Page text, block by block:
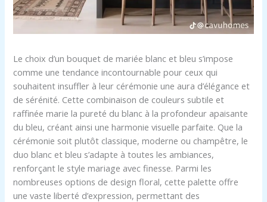
Le choix d’un bouquet de mariée blanc et bleu s’impose
comme une tendance incontournable pour ceux qui
souhaitent insuffler à leur cérémonie une aura d’élégance et
de sérénité. Cette combinaison de couleurs subtile et
raffinée marie la pureté du blanc à la profondeur apaisante
du bleu, créant ainsi une harmonie visuelle parfaite. Que la
cérémonie soit plutôt classique, moderne ou champêtre, le
duo blanc et bleu s’adapte à toutes les ambiances,
renforçant le style mariage avec finesse. Parmi les
nombreuses options de design floral, cette palette offre
une vaste liberté d’expression, permettant des